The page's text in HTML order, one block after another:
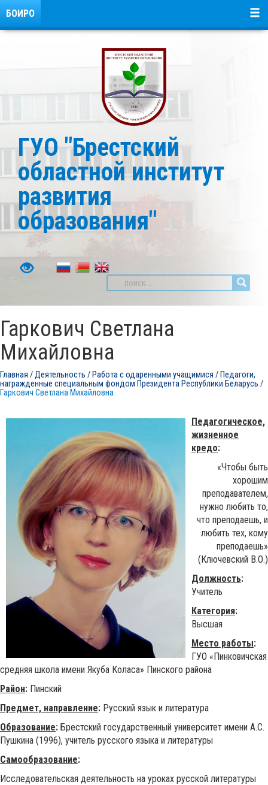
ГУО "Брестский
областной институт
развития
образования"
БОИРО
Гаркович Светлана
Михайловна
Главная /Деятельность / Работа с одаренными учащимися / Педагоги,
награжденные специальным фондом Президента Республики Беларусь /
Гаркович Светлана Михайловна
Педагогическое,
жизненное
кредо:
«Чтобы быть
хорошим
преподавателем,
нужно любить то,
что преподаешь, и
любить тех, кому
преподаешь»
(Ключевский В.О.)
Должность:
Учитель
Категория:
Высшая
Место работы:
ГУО «Пинковичская
средняя школа имени Якуба Коласа» Пинского района
Район: Пинский
Предмет, направление: Русский язык и литература
Образование: Брестский государственный университет имени А.С.
Пушкина (1996), учитель русского языка и литературы
Самообразование:
Исследовательская деятельность на уроках русской литературы